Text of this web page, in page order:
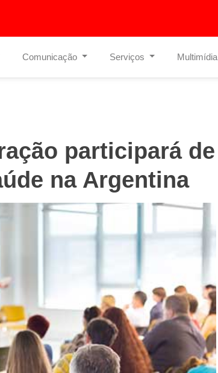
Comunicação Serviços Multimídia
participará de
na Argentina